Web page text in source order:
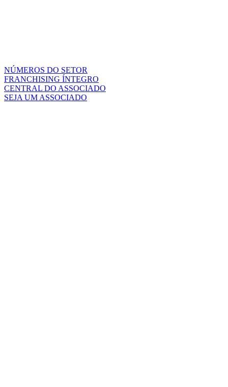
NÚMEROS DO SETOR
FRANCHISING ÍNTEGRO
CENTRAL DO ASSOCIADO
SEJA UM ASSOCIADO